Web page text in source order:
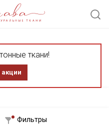
ткани!
акции
Фильтры